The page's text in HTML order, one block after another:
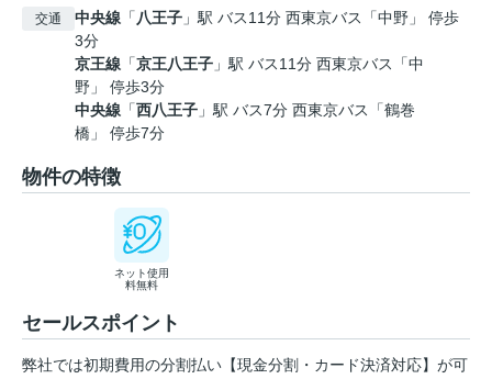
交通 中央線 「八王子 」駅 バス11分 西東京バス「中野」 停歩
3分
京王線 「京王八王子 」駅 バス11分 西東京バス「中
野」 停歩3分
中央線 「西八王子 」駅 バス7分 西東京バス「鶴巻
橋」 停歩7分
物件の特徴
ネット使用
料無料
セールスポイント
弊社では初期費用の分割払い【現金分割・カード決済対応】が可